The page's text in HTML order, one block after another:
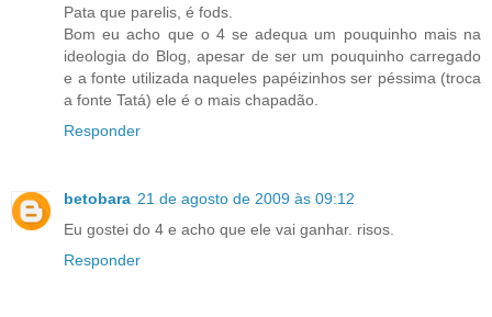
Pata que parelis, é fods.
Bom eu acho que o 4 se adequa um pouquinho mais na
ideologia do Blog, apesar de ser um pouquinho carregado
e a fonte utilizada naqueles papéizinhos ser péssima (troca
a fonte Tatá) ele é o mais chapadão.
Responder
betobara 21 de agosto de 2009 às 09:12
Eu gostei do 4 e acho que ele vai ganhar. risos.
Responder